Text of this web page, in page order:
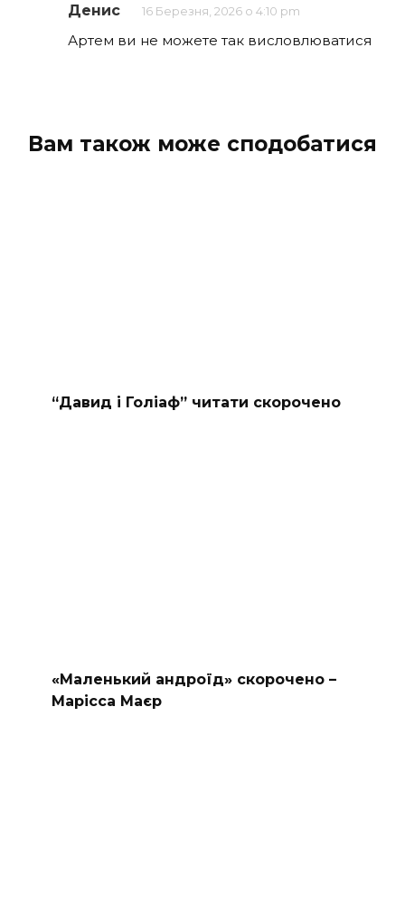
Денис 16 Березня, 2026 о 4:10 pm
Артем ви не можете так висловлюватися
Вам також може сподобатися
“Давид і Голіаф” читати скорочено
«Маленький андроїд» скорочено –
Марісса Маєр